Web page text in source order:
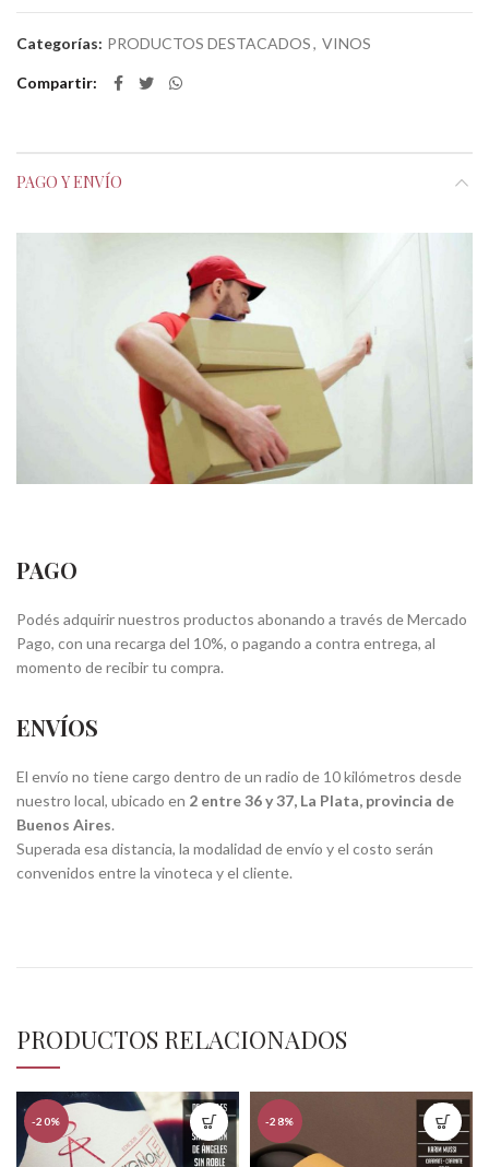
Categorías: PRODUCTOS DESTACADOS, VINOS
Compartir
PAGO Y ENVÍO
PAGO
Podés adquirir nuestros productos abonando a través de Mercado
Pago, con una recarga del 10%, o pagando a contra entrega, al
momento de recibir tu compra.
ENVÍOS
El envío no tiene cargo dentro de un radio de 10 kilómetros desde
nuestro local, ubicado en 2 entre 36 y 37, La Plata, provincia de
Buenos Aires.
Superada esa distancia, la modalidad de envío y el costo serán
convenidos entre la vinoteca y el cliente.
PRODUCTOS RELACIONADOS
-20% -28%